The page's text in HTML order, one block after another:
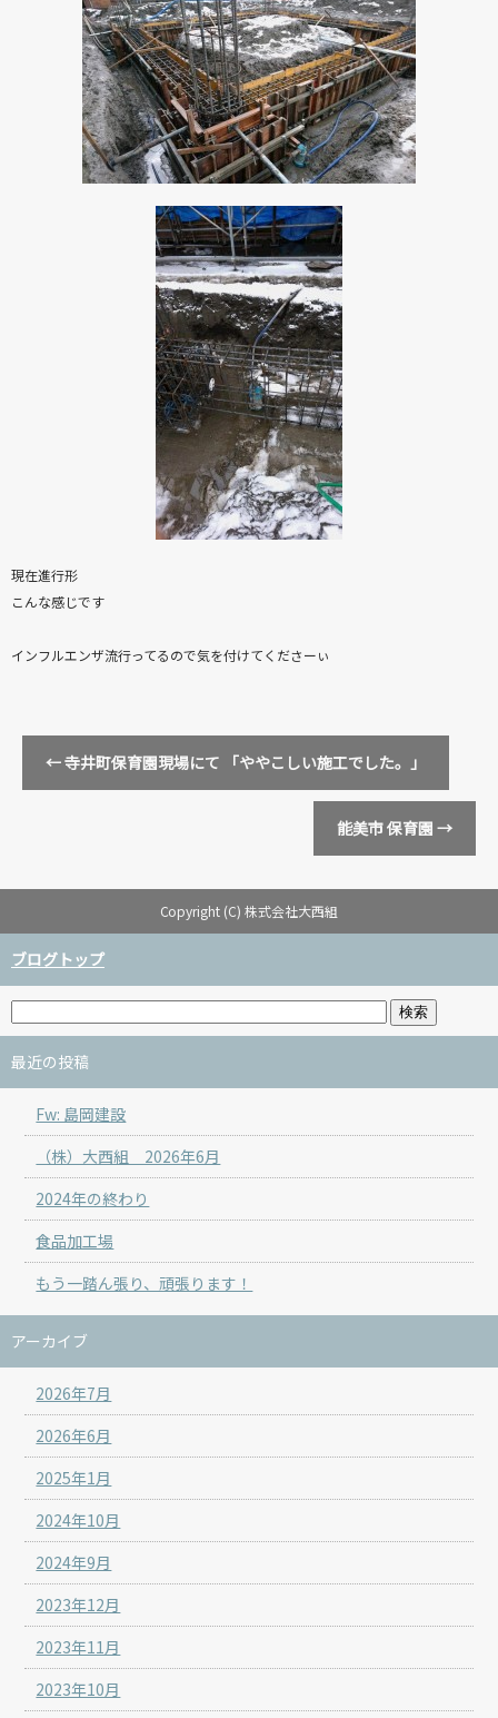
現在進行形
こんな感じです
インフルエンザ流行ってるので気を付けてくださーぃ
←寺井町保育園現場にて 「ややこしい施工でした。」
能美市 保育園 →
Copyright (C) 株式会社大西組
ブログトップ
最近の投稿
Fw: 島岡建設
（株）大西組 2026年6月
2024年の終わり
食品加工場
もう一踏ん張り、頑張ります！
アーカイブ
2026年7月
2026年6月
2025年1月
2024年10月
2024年9月
2023年12月
2023年11月
2023年10月